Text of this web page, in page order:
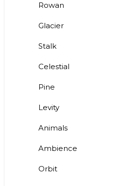
Rowan
Glacier
Stalk
Celestial
Pine
Levity
Animals
Ambience
Orbit